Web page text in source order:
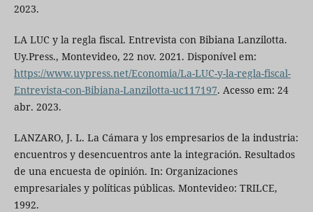
2023.
LA LUC y la regla fiscal. Entrevista con Bibiana Lanzilotta.
Uy.Press., Montevideo, 22 nov. 2021. Disponível em:
https://www.uypress.net/Economia/La-LUC-y-la-regla-fiscal-
Entrevista-con-Bibiana-Lanzilotta-uc117197. Acesso em: 24
abr. 2023.
LANZARO, J. L. La Cámara y los empresarios de la industria:
encuentros y desencuentros ante la integración. Resultados
de una encuesta de opinión. In: Organizaciones
empresariales y políticas públicas. Montevideo: TRILCE,
1992.